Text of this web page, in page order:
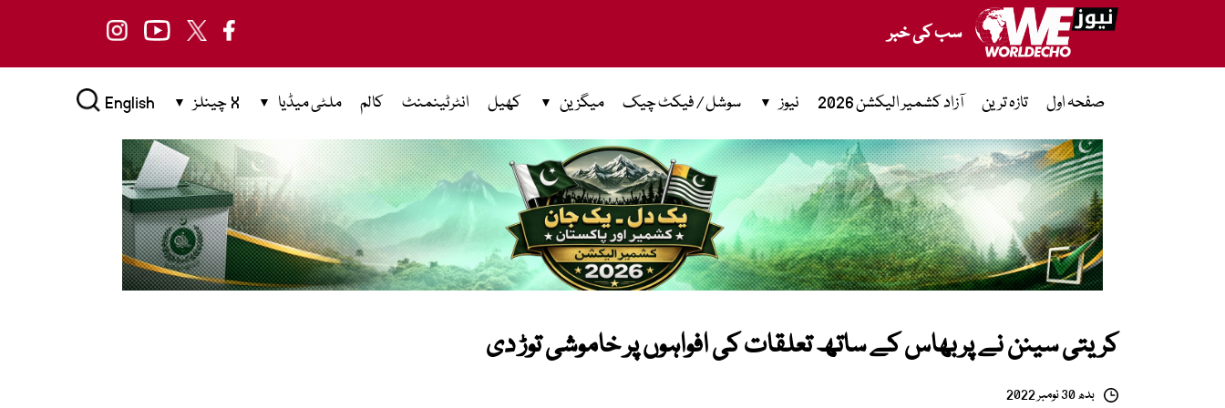
سب کی خبر
صفحہ اول تازہ ترین آزاد کشمیر الیکشن 2026 نیوز سوشل / فیکٹ چیک میگزین کھیل انٹرٹینمنٹ کالم ملٹی میڈیا X چینلز English
کریتی سینن نے پربھاس کے ساتھ تعلقات کی افواہوں پر خاموشی توڑ دی
بدھ 30 نومبر 2022